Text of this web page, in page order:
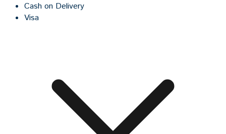
Cash on Delivery
Visa